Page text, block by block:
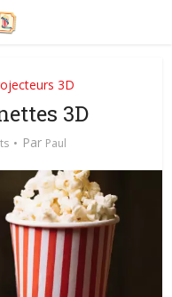
3D
3D
Par Paul